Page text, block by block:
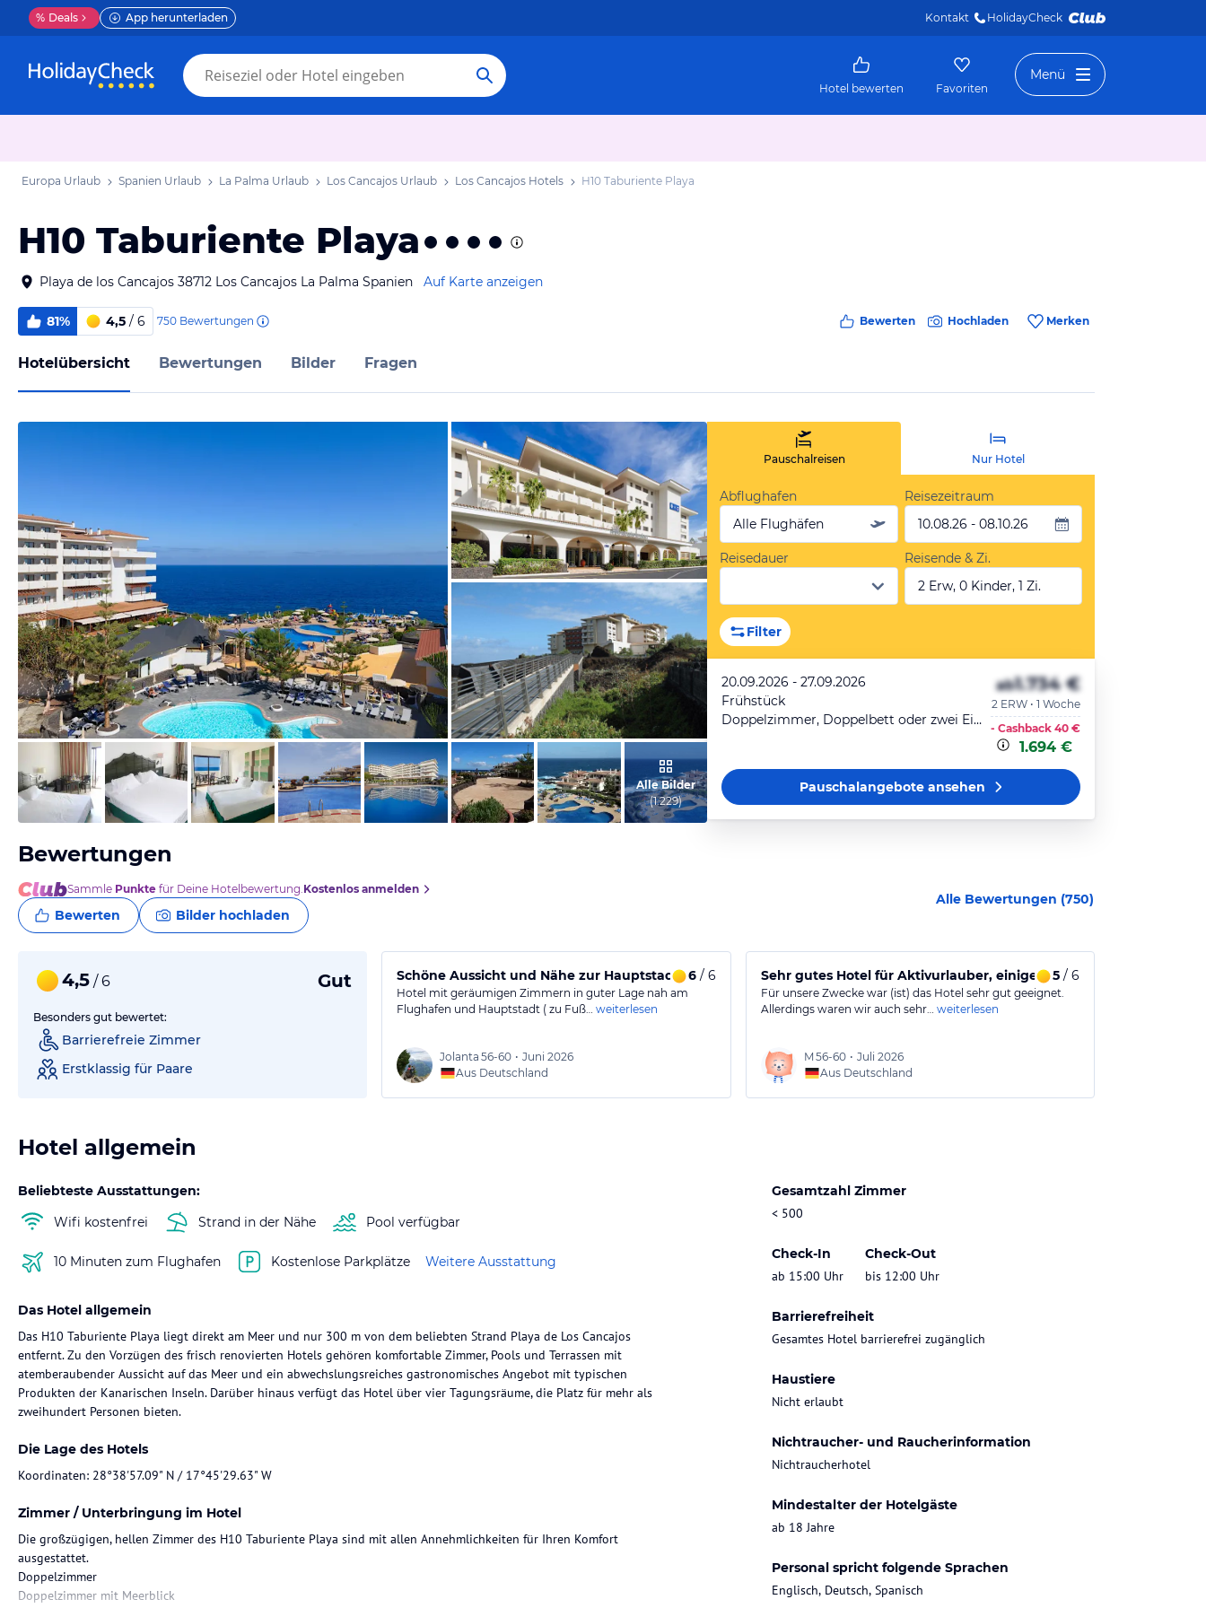
% Deals App herunterladen Kontakt HolidayCheck
Hotel bewerten Favoriten
Menü
Europa Urlaub Spanien Urlaub La Palma Urlaub Los Cancajos Urlaub Los Cancajos Hotels H10 Taburiente Playa
H10 Taburiente Playa
Playa de los Cancajos 38712 Los Cancajos La Palma Spanien Auf Karte anzeigen
81% 4,5 / 6 750 Bewertungen Bewerten Hochladen Merken
Hotelübersicht Bewertungen Bilder Fragen
vom Hotelier, April 2026
vom Hotelier, September 2018
von Balu & Hilde, April 2007
Alle Bilder
(1.229)
Pauschalreisen Nur Hotel
Abflughafen
Alle Flughäfen
Reisezeitraum
10.08.26 - 08.10.26
Reisedauer
Reisende & Zi.
2 Erw, 0 Kinder, 1 Zi.
Filter
20.09.2026 - 27.09.2026
Frühstück
Doppelzimmer, Doppelbett oder zwei Einzelbetten, Meerblick, Balkon
ab1.734 €
2 ERW • 1 Woche
- Cashback 40 €
1.694 €
Pauschalangeboteansehen
Bewertungen
Sammle Punkte für Deine Hotelbewertung.Kostenlos anmelden
Bewerten Bilder hochladen
Alle Bewertungen (750)
4,5 / 6 Gut
Besonders gut bewertet:
Barrierefreie Zimmer
Erstklassig für Paare
Schöne Aussicht und Nähe zur Hauptstadt vom Hotel.
6/ 6
Hotel mit geräumigen Zimmern in guter Lage nah am
Flughafen und Hauptstadt ( zu Fuß… weiterlesen
Jolanta 56-60 • Juni 2026
Aus Deutschland
5/ 6
Für unsere Zwecke war (ist) das Hotel sehr gut geeignet.
Allerdings waren wir auch sehr… weiterlesen
M 56-60 • Juli 2026
Aus Deutschland
Hotel allgemein
Beliebteste Ausstattungen:
Wifi kostenfrei
Strand in der Nähe Pool verfügbar
10 Minuten zum Flughafen Kostenlose Parkplätze Weitere Ausstattung
Gesamtzahl Zimmer
< 500
Check-In
ab 15:00 Uhr
Check-Out
bis 12:00 Uhr
Barrierefreiheit
Gesamtes Hotel barrierefrei zugänglich
Haustiere
Nicht erlaubt
Nichtraucher- und Raucherinformation
Nichtraucherhotel
Mindestalter der Hotelgäste
ab 18 Jahre
Personal spricht folgende Sprachen
Englisch, Deutsch, Spanisch
Das Hotel allgemein
Das H10 Taburiente Playa liegt direkt am Meer und nur 300 m von dem beliebten Strand Playa de Los Cancajos
entfernt. Zu den Vorzügen des frisch renovierten Hotels gehören komfortable Zimmer, Pools und Terrassen mit
atemberaubender Aussicht auf das Meer und ein abwechslungsreiches gastronomisches Angebot mit typischen
Produkten der Kanarischen Inseln. Darüber hinaus verfügt das Hotel über vier Tagungsräume, die Platz für mehr als
zweihundert Personen bieten.
Die Lage des Hotels
Koordinaten: 28°38'57.09" N / 17°45'29.63" W
Zimmer / Unterbringung im Hotel
Die großzügigen, hellen Zimmer des H10 Taburiente Playa sind mit allen Annehmlichkeiten für Ihren Komfort
ausgestattet.
Doppelzimmer
Doppelzimmer mit Meerblick